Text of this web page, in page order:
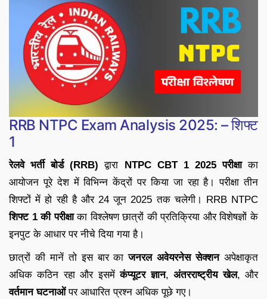
RRB NTPC Exam Analysis 2025: – शिफ्ट
1
रेलवे भर्ती बोर्ड (RRB) द्वारा NTPC CBT 1 2025 परीक्षाका
आयोजन पूरे देश में विभिन्न केंद्रों पर किया जा रहा है। परीक्षा तीन
शिफ्टों में हो रही है और 24 जून 2025 तक चलेगी। RRB NTPC
शिफ्ट 1 की परीक्षाका विश्लेषण छात्रों की प्रतिक्रिया और विशेषज्ञों के
इनपुट के आधार पर नीचे दिया गया है।
छात्रों की मानें तो इस बार काजनरल अवेयरनेस सेक्शनअपेक्षाकृत
अधिक कठिन रहा और इसमेंकंप्यूटर ज्ञान,अंतरराष्ट्रीय खेल, और
वर्तमान घटनाओंपर आधारित प्रश्न अधिक पूछे गए।